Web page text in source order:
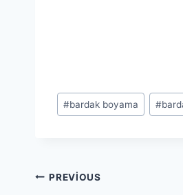
Post
Tags:
#bardak boyama #
Yazı
PREVIOUS